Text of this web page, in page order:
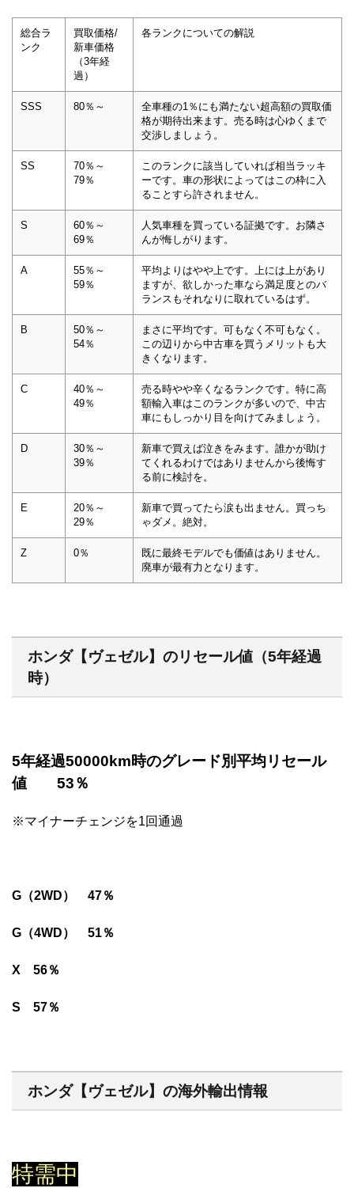
総合ラ
ンク
買取価格/
新車価格
（3年経
過）
各ランクについての解説
SSS 80％～
全車種の1％にも満たない超高額の買取価
格が期待出来ます。売る時は心ゆくまで
交渉しましょう。
SS
70％～
79％
このランクに該当していれば相当ラッキ
ーです。車の形状によってはこの枠に入
ることすら許されません。
S
60％～
69％
人気車種を買っている証拠です。お隣さ
んが悔しがります。
A
55％～
59％
平均よりはやや上です。上には上があり
ますが、欲しかった車なら満足度とのバ
ランスもそれなりに取れているはず。
B
50％～
54％
まさに平均です。可もなく不可もなく。
この辺りから中古車を買うメリットも大
きくなります。
C
40％～
49％
売る時やや辛くなるランクです。特に高
額輸入車はこのランクが多いので、中古
車にもしっかり目を向けてみましょう。
D
30％～
39％
新車で買えば泣きをみます。誰かが助け
てくれるわけではありませんから後悔す
る前に検討を。
E
20％～
29％
新車で買ってたら涙も出ません。買っち
ゃダメ。絶対。
Z 0％
既に最終モデルでも価値はありません。
廃車が最有力となります。
ホンダ【ヴェゼル】のリセール値（5年経過
時）
5年経過50000km時のグレード別平均リセール
値 53％
※マイナーチェンジを1回通過
G（2WD） 47％
G（4WD） 51％
X 56％
S 57％
ホンダ【ヴェゼル】の海外輸出情報
特需中